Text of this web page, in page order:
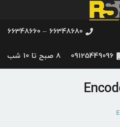
66348680 – 66348660
09125449096 8 صبح تا 10 شب